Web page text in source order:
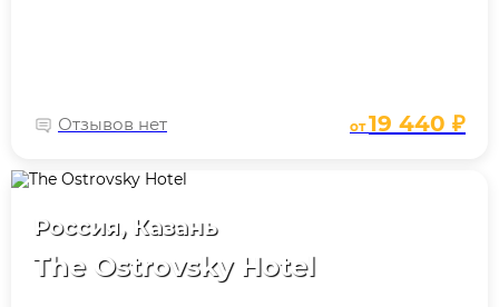
Отзывов нет от19 440 ₽
Россия, Казань
The Ostrovsky Hotel